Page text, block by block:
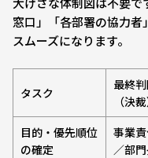
窓口」「各部署の協力者
スムーズになります。
タスク
最終
（決裁
目的・優先順位
の確定
事業
／部